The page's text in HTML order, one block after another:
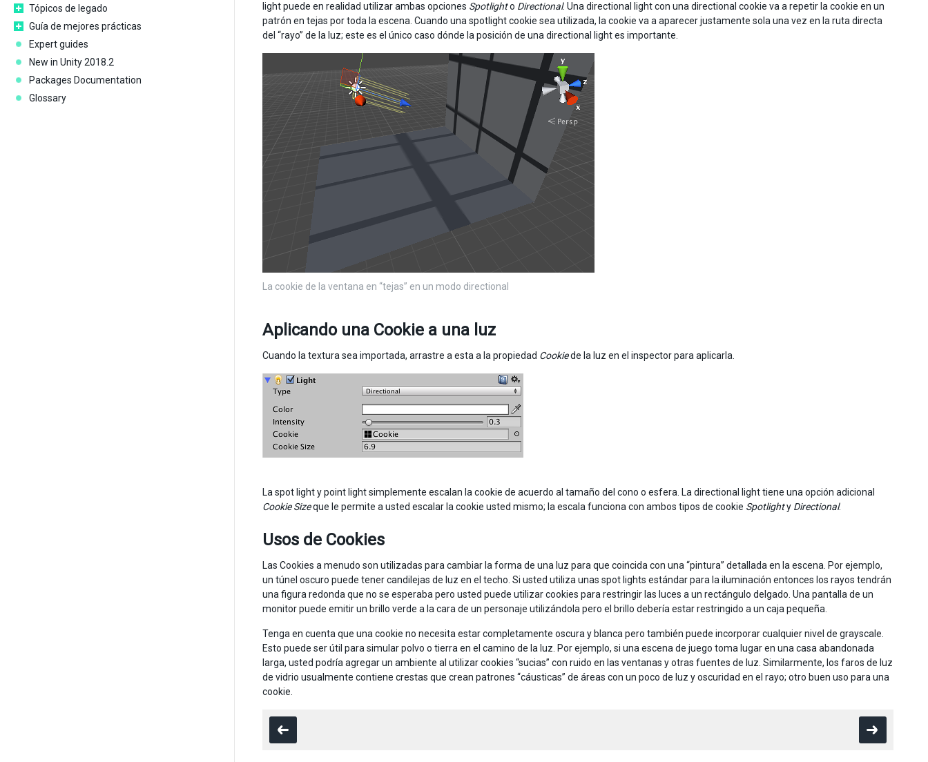
Tópicos de legado
Guía de mejores prácticas
Expert guides
New in Unity 2018.2
Packages Documentation
Glossary
light puede en realidad utilizar ambas opciones Spotlighto Directional. Una directional light con una directional cookie va a repetir la cookie en un
patrón en tejas por toda la escena. Cuando una spotlight cookie sea utilizada, la cookie va a aparecer justamente sola una vez en la ruta directa
del “rayo” de la luz; este es el único caso dónde la posición de una directional light es importante.
La cookie de la ventana en “tejas” en un modo directional
Aplicando una Cookie a una luz
Cuando la textura sea importada, arrastre a esta a la propiedad Cookiede la luz en el inspector para aplicarla.
La spot light y point light simplemente escalan la cookie de acuerdo al tamaño del cono o esfera. La directional light tiene una opción adicional
Cookie Sizeque le permite a usted escalar la cookie usted mismo; la escala funciona con ambos tipos de cookie Spotlighty Directional.
Usos de Cookies
Las Cookies a menudo son utilizadas para cambiar la forma de una luz para que coincida con una “pintura” detallada en la escena. Por ejemplo,
un túnel oscuro puede tener candilejas de luz en el techo. Si usted utiliza unas spot lights estándar para la iluminación entonces los rayos tendrán
una figura redonda que no se esperaba pero usted puede utilizar cookies para restringir las luces a un rectángulo delgado. Una pantalla de un
monitor puede emitir un brillo verde a la cara de un personaje utilizándola pero el brillo debería estar restringido a un caja pequeña.
Tenga en cuenta que una cookie no necesita estar completamente oscura y blanca pero también puede incorporar cualquier nivel de grayscale.
Esto puede ser útil para simular polvo o tierra en el camino de la luz. Por ejemplo, si una escena de juego toma lugar en una casa abandonada
larga, usted podría agregar un ambiente al utilizar cookies “sucias” con ruido en las ventanas y otras fuentes de luz. Similarmente, los faros de luz
de vidrio usualmente contiene crestas que crean patrones “cáusticas” de áreas con un poco de luz y oscuridad en el rayo; otro buen uso para una
cookie.